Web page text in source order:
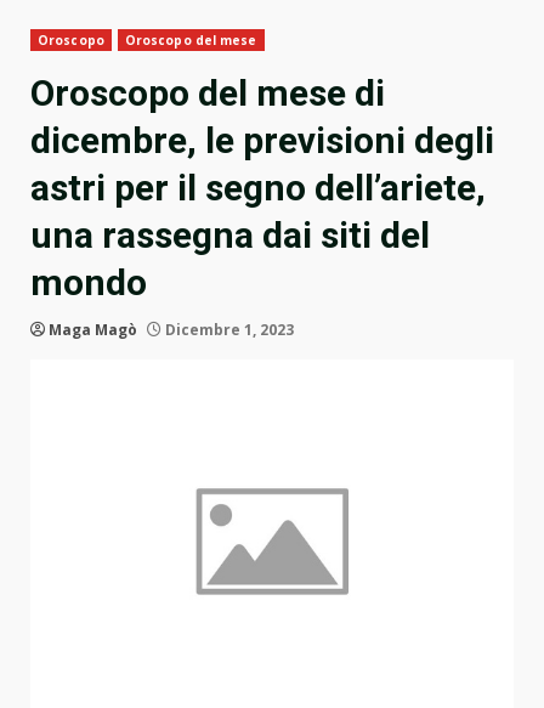
Oroscopo Oroscopo del mese
Oroscopo del mese di
dicembre, le previsioni degli
astri per il segno dell’ariete,
una rassegna dai siti del
mondo
Maga Magò Dicembre 1, 2023